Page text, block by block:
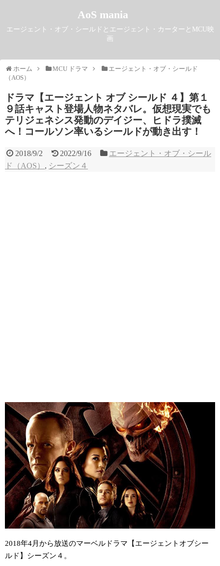
AoS mania
エージェント・オブ・シールドとエージェント・カーターとMCU映
画
ホーム MCU ドラマ
エージェント・オブ・シールド
（AOS）
ドラマ【エージェント オブ シールド ４】第１
９話キャスト登場人物ネタバレ。仮想現実でも
テリジェネシス発動のデイジー、ヒドラ撲滅
へ！コールソン率いるシールドが動き出す！
2018/9/2 2022/9/16
エージェント・オブ・シール
ド（AOS） , シーズン４
2018年4月から放送のマーベルドラマ【エージェントオブシー
ルド】シーズン４。